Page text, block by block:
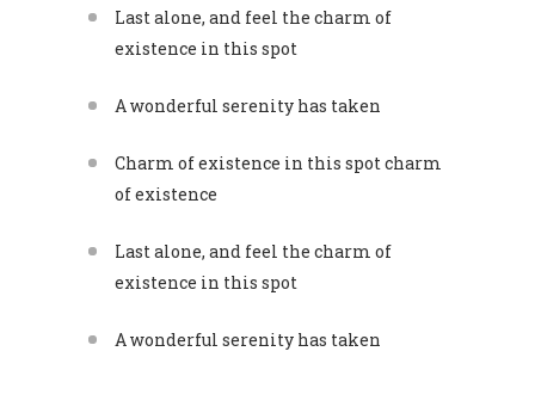
Last alone, and feel the charm of
existence in this spot
A wonderful serenity has taken
Charm of existence in this spot charm
of existence
Last alone, and feel the charm of
existence in this spot
A wonderful serenity has taken